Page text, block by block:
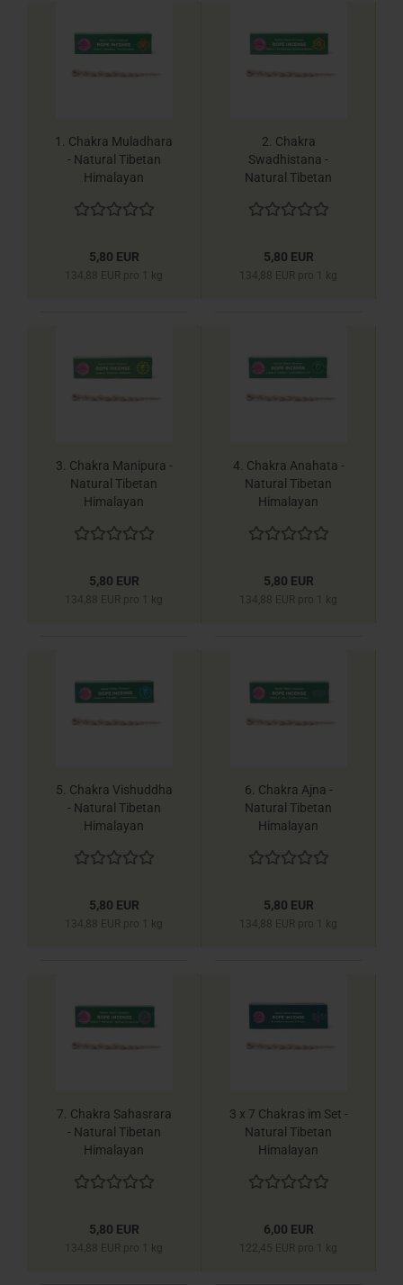
1. Chakra Muladhara
- Natural Tibetan
Himalayan
Yogi & Yogini
5,80 EUR
134,88 EUR pro 1 kg
2. Chakra
Swadhistana -
Natural Tibetan
Räucherschnüre -
5,80 EUR
134,88 EUR pro 1 kg
3. Chakra Manipura -
Natural Tibetan
Himalayan
Yogi & Yogini
5,80 EUR
134,88 EUR pro 1 kg
4. Chakra Anahata -
Natural Tibetan
Himalayan
Yogi & Yogini
5,80 EUR
134,88 EUR pro 1 kg
5. Chakra Vishuddha
- Natural Tibetan
Himalayan
Yogi & Yogini
5,80 EUR
134,88 EUR pro 1 kg
6. Chakra Ajna -
Natural Tibetan
Himalayan
Yogi & Yogini
5,80 EUR
134,88 EUR pro 1 kg
7. Chakra Sahasrara
- Natural Tibetan
Himalayan
Yogi & Yogini
5,80 EUR
134,88 EUR pro 1 kg
3 x 7 Chakras im Set -
Natural Tibetan
Himalayan
Yogi & Yogini
6,00 EUR
122,45 EUR pro 1 kg